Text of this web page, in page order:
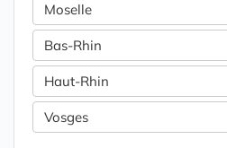
Moselle
Bas-Rhin
Haut-Rhin
Vosges